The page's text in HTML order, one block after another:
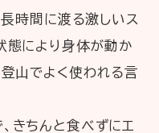
長時間に渡る激しいス
態により身体が動か
山でよく使われる言
きちんと食べずにエ